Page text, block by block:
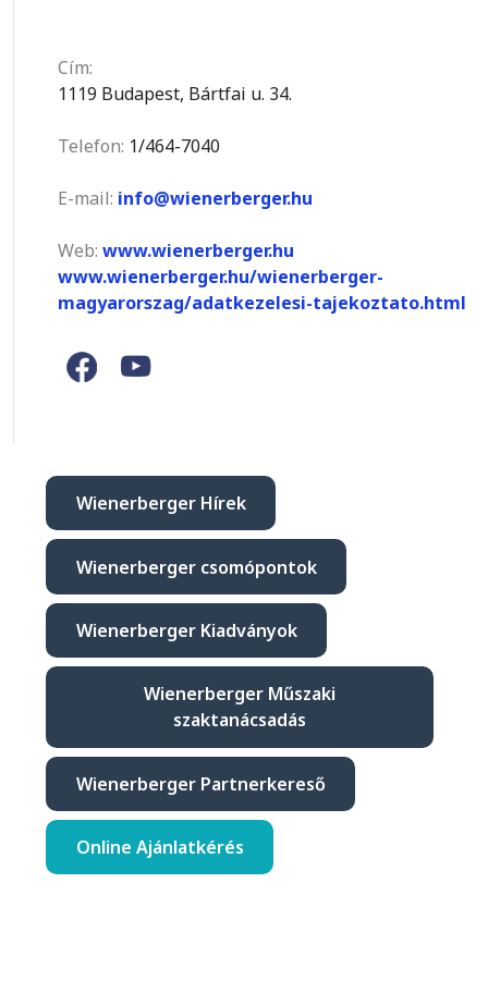
Cím:
1119 Budapest, Bártfai u. 34.
Telefon: 1/464-7040
E-mail: info@wienerberger.hu
Web: www.wienerberger.hu
www.wienerberger.hu/wienerberger-
magyarorszag/adatkezelesi-tajekoztato.html
Wienerberger Hírek
Wienerberger csomópontok
Wienerberger Kiadványok
Wienerberger Műszaki
szaktanácsadás
Wienerberger Partnerkereső
Online Ajánlatkérés